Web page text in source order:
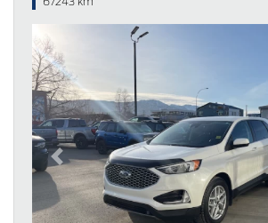
Previous